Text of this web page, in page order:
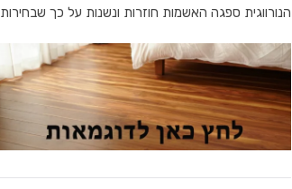
הנורווגית ספגה האשמות חוזרות ונשנות על כך